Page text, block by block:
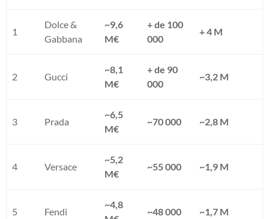
1
Dolce &
Gabbana
~9,6
M€
+ de 100
000
+ 4 M
2 Gucci
~8,1
M€
+ de 90
000
~3,2 M
3 Prada
~6,5
M€
~70 000 ~2,8 M
4 Versace
~5,2
M€
~55 000 ~1,9 M
5 Fendi
~4,8
~48 000 ~1,7 M